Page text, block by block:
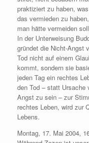
praktiziert zu haben,
das vermieden zu
man hätte vermeiden
In der Unterweisung
gründet die Nicht-Angst
Tod nicht auf einem
kommt, sondern sie
jeden Tag ein rechtes
den Tod – statt Ursache
Angst zu sein – zur
rechtes Leben, wird zur
Lebens.
Montag, 17. Mai 2004,